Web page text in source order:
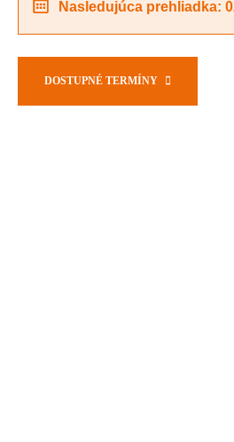
Nasledujúca prehliadka:
DOSTUPNÉ TERMÍNY